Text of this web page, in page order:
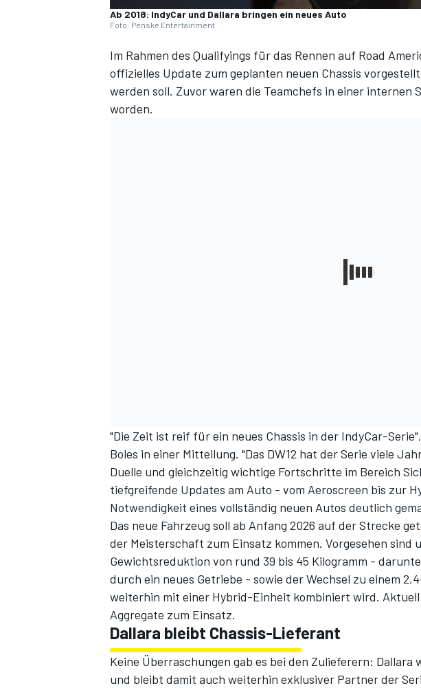
SPORTWAGEN
Ab 2018: IndyCar und Dallara bringen ein neues Auto
Foto: Penske Entertainment
Im Rahmen des Qualifyings für das Rennen auf Road
offizielles Update zum geplanten neuen Chassis
werden soll. Zuvor waren die Teamchefs in einer internen
worden.
"Die Zeit ist reif für ein neues Chassis in der IndyCar-
Boles in einer Mitteilung. "Das DW12 hat der Serie viele
Duelle und gleichzeitig wichtige Fortschritte im Bereich
tiefgreifende Updates am Auto - vom Aeroscreen bis zur
Notwendigkeit eines vollständig neuen Autos deutlich
Das neue Fahrzeug soll ab Anfang 2026 auf der Strecke
der Meisterschaft zum Einsatz kommen. Vorgesehen sind
Gewichtsreduktion von rund 39 bis 45 Kilogramm -
durch ein neues Getriebe - sowie der Wechsel zu einem
weiterhin mit einer Hybrid-Einheit kombiniert wird.
Aggregate zum Einsatz.
Dallara bleibt Chassis-Lieferant
Keine Überraschungen gab es bei den Zulieferern: Dallara
und bleibt damit auch weiterhin exklusiver Partner der